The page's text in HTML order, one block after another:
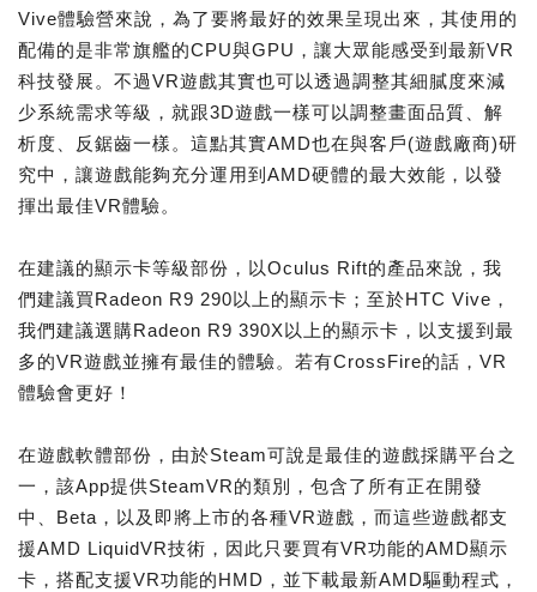
Vive體驗營來說，為了要將最好的效果呈現出來，其使用的
配備的是非常旗艦的CPU與GPU，讓大眾能感受到最新VR
科技發展。不過VR遊戲其實也可以透過調整其細膩度來減
少系統需求等級，就跟3D遊戲一樣可以調整畫面品質、解
析度、反鋸齒一樣。這點其實AMD也在與客戶(遊戲廠商)研
究中，讓遊戲能夠充分運用到AMD硬體的最大效能，以發
揮出最佳VR體驗。
在建議的顯示卡等級部份，以Oculus Rift的產品來說，我
們建議買Radeon R9 290以上的顯示卡；至於HTC Vive，
我們建議選購Radeon R9 390X以上的顯示卡，以支援到最
多的VR遊戲並擁有最佳的體驗。若有CrossFire的話，VR
體驗會更好！
在遊戲軟體部份，由於Steam可說是最佳的遊戲採購平台之
一，該App提供SteamVR的類別，包含了所有正在開發
中、Beta，以及即將上市的各種VR遊戲，而這些遊戲都支
援AMD LiquidVR技術，因此只要買有VR功能的AMD顯示
卡，搭配支援VR功能的HMD，並下載最新AMD驅動程式，